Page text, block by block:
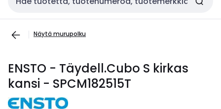
Haku
Näytä murupolku
ENSTO - Täydell.Cubo S kirkas
kansi - SPCM182515T